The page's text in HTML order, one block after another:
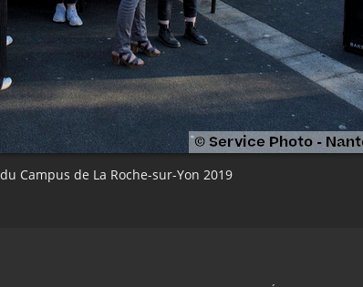
Campus de La Roche-sur-Yon 2019